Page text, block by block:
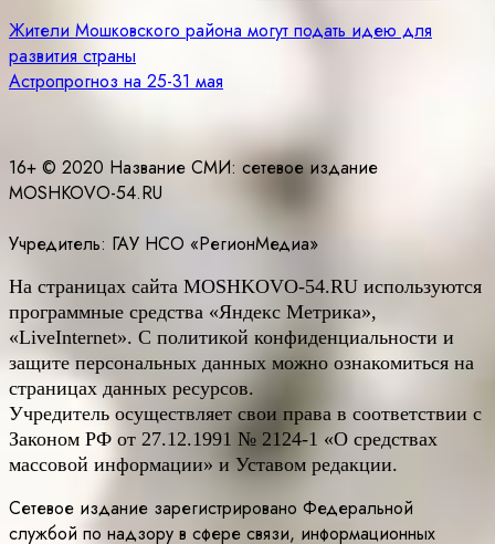
Навигация
по
Жители Мошковского района могут подать идею для
развития страны
Астропрогноз на 25-31 мая
16+ © 2020 Название СМИ: cетевое издание
MOSHKOVO-54.RU
Учредитель: ГАУ НСО «РегионМедиа»
На страницах сайта MOSHKOVO-54.RU используются
программные средства «Яндекс Метрика»,
«LiveInternet». С политикой конфиденциальности и
защите персональных данных можно ознакомиться на
страницах данных ресурсов.
Учредитель осуществляет свои права в соответствии с
Законом РФ от 27.12.1991 № 2124-1 «О средствах
массовой информации» и Уставом редакции.
Сетевое издание зарегистрировано Федеральной
службой по надзору в сфере связи, информационных